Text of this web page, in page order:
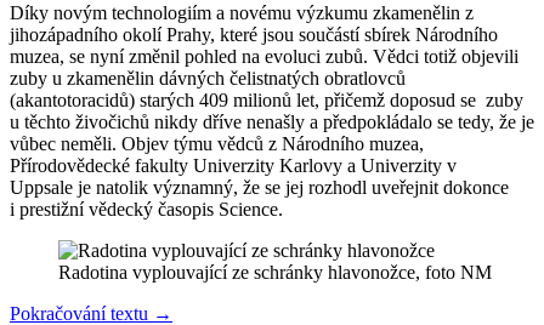
Díky novým technologiím a novému výzkumu zkamenělin z
jihozápadního okolí Prahy, které jsou součástí sbírek Národního
muzea, se nyní změnil pohled na evoluci zubů. Vědci totiž objevili
zuby u zkamenělin dávných čelistnatých obratlovců
(akantotoracidů) starých 409 milionů let, přičemž doposud se zuby
u těchto živočichů nikdy dříve nenašly a předpokládalo se tedy, že je
vůbec neměli. Objev týmu vědců z Národního muzea,
Přírodovědecké fakulty Univerzity Karlovy a Univerzity v
Uppsale je natolik významný, že se jej rozhodl uveřejnit dokonce
i prestižní vědecký časopis Science.
Radotina vyplouvající ze schránky hlavonožce, foto NM
Pokračování textu Zkameněliny
→